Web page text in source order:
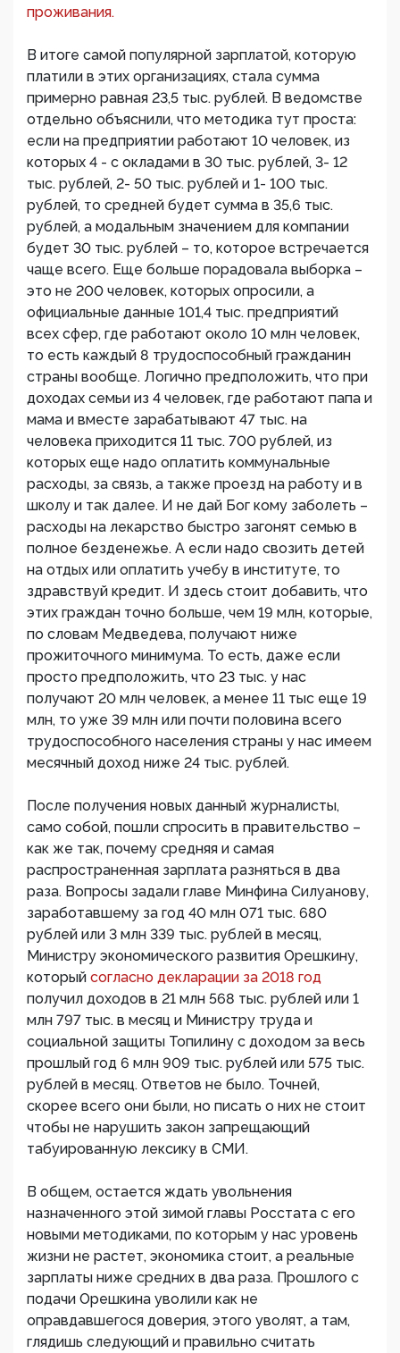
проживания.
В итоге самой популярной зарплатой, которую
платили в этих организациях, стала сумма
примерно равная 23,5 тыс. рублей. В ведомстве
отдельно объяснили, что методика тут проста:
если на предприятии работают 10 человек, из
которых 4 - с окладами в 30 тыс. рублей, 3- 12
тыс. рублей, 2- 50 тыс. рублей и 1- 100 тыс.
рублей, то средней будет сумма в 35,6 тыс.
рублей, а модальным значением для компании
будет 30 тыс. рублей – то, которое встречается
чаще всего. Еще больше порадовала выборка –
это не 200 человек, которых опросили, а
официальные данные 101,4 тыс. предприятий
всех сфер, где работают около 10 млн человек,
то есть каждый 8 трудоспособный гражданин
страны вообще. Логично предположить, что при
доходах семьи из 4 человек, где работают папа и
мама и вместе зарабатывают 47 тыс. на
человека приходится 11 тыс. 700 рублей, из
которых еще надо оплатить коммунальные
расходы, за связь, а также проезд на работу и в
школу и так далее. И не дай Бог кому заболеть –
расходы на лекарство быстро загонят семью в
полное безденежье. А если надо свозить детей
на отдых или оплатить учебу в институте, то
здравствуй кредит. И здесь стоит добавить, что
этих граждан точно больше, чем 19 млн, которые,
по словам Медведева, получают ниже
прожиточного минимума. То есть, даже если
просто предположить, что 23 тыс. у нас
получают 20 млн человек, а менее 11 тыс еще 19
млн, то уже 39 млн или почти половина всего
трудоспособного населения страны у нас имеем
месячный доход ниже 24 тыс. рублей.
После получения новых данный журналисты,
само собой, пошли спросить в правительство –
как же так, почему средняя и самая
распространенная зарплата разняться в два
раза. Вопросы задали главе Минфина Силуанову,
заработавшему за год 40 млн 071 тыс. 680
рублей или 3 млн 339 тыс. рублей в месяц,
Министру экономического развития Орешкину,
который согласно декларации за 2018 год
получил доходов в 21 млн 568 тыс. рублей или 1
млн 797 тыс. в месяц и Министру труда и
социальной защиты Топилину с доходом за весь
прошлый год 6 млн 909 тыс. рублей или 575 тыс.
рублей в месяц. Ответов не было. Точней,
скорее всего они были, но писать о них не стоит
чтобы не нарушить закон запрещающий
табуированную лексику в СМИ.
В общем, остается ждать увольнения
назначенного этой зимой главы Росстата с его
новыми методиками, по которым у нас уровень
жизни не растет, экономика стоит, а реальные
зарплаты ниже средних в два раза. Прошлого с
подачи Орешкина уволили как не
оправдавшегося доверия, этого уволят, а там,
глядишь следующий и правильно считать